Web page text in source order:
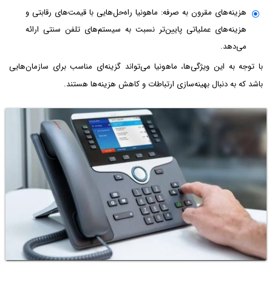
هزینه‌های مقرون به صرفه: ماهونیا راه‌حل‌هایی با قیمت‌های رقابتی و
هزینه‌های عملیاتی پایین‌تر نسبت به سیستم‌های تلفن سنتی ارائه
می‌دهد.
با توجه به این ویژگی‌ها، ماهونیا می‌تواند گزینه‌ای مناسب برای سازمان‌هایی
باشد که به دنبال بهینه‌سازی ارتباطات و کاهش هزینه‌ها هستند.